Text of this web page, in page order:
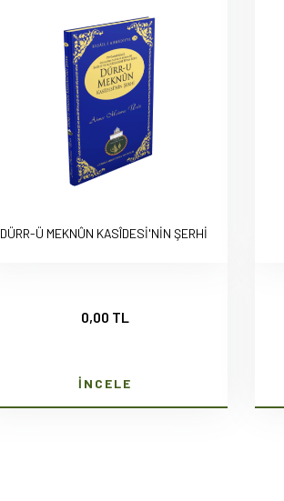
DÜRR-Ü MEKNÛN KASÎDESİ'NİN ŞERHİ
0,00 TL
İNCELE